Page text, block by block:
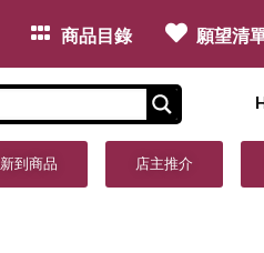
商品目錄 願望清
新到商品 店主推介